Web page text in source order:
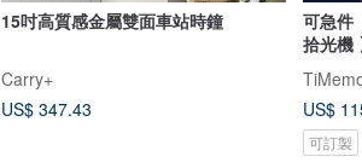
15吋高質感金屬雙面車站時鐘
Carry+
US$ 347.43
可急件
拾光機
US$
可訂製